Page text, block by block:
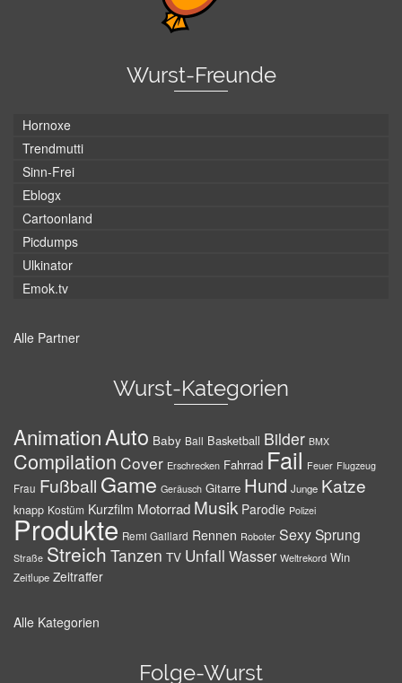
Wurst-Freunde
Hornoxe
Trendmutti
Sinn-Frei
Eblogx
Cartoonland
Picdumps
Ulkinator
Emok.tv
Alle Partner
Wurst-Kategorien
AnimationAuto Baby Ball Basketball Bilder BMX
Compilation Cover Erschrecken Fahrrad Fail Feuer Flugzeug
Frau Fußball Game Geräusch Gitarre Hund Junge Katze
knapp Kostüm Kurzfilm Motorrad Musik Parodie Polizei
Produkte Remi Gaillard Rennen Roboter SexySprung
Straße Streich Tanzen TV Unfall Wasser Weltrekord Win
Zeitlupe Zeitraffer
Alle Kategorien
Folge-Wurst